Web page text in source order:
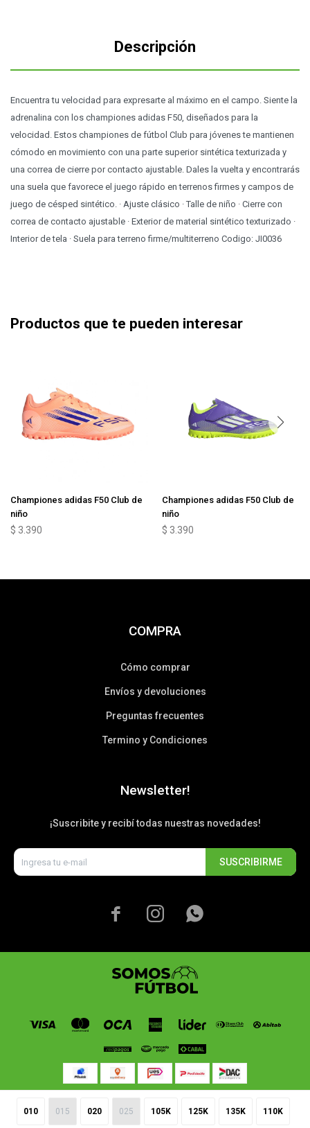
010 015 020 025 105K 125K 135K 110K
Descripción
Encuentra tu velocidad para expresarte al máximo en el campo. Siente la
adrenalina con los championes adidas F50, diseñados para la
velocidad. Estos championes de fútbol Club para jóvenes te mantienen
cómodo en movimiento con una parte superior sintética texturizada y
una correa de cierre por contacto ajustable. Dales la vuelta y encontrarás
una suela que favorece el juego rápido en terrenos firmes y campos de
juego de césped sintético. · Ajuste clásico · Talle de niño · Cierre con
correa de contacto ajustable · Exterior de material sintético texturizado ·
Interior de tela · Suela para terreno firme/multiterreno Codigo: JI0036
Productos que te pueden interesar
Championes adidas F50 Club de
niño
$ 3.390
Championes adidas F50 Club de
niño
$ 3.390
COMPRA
Cómo comprar
Envíos y devoluciones
Preguntas frecuentes
Termino y Condiciones
Newsletter!
¡Suscribite y recibí todas nuestras novedades!
SUSCRIBIRME
  
© Copyright 2026 / Somos Fútbol